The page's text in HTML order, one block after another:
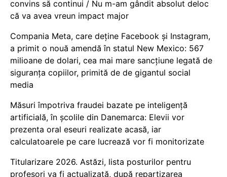
convins să continui / Nu m-am gândit absolut deloc
că va avea vreun impact major
Compania Meta, care deține Facebook și Instagram,
a primit o nouă amendă în statul New Mexico: 567
milioane de dolari, cea mai mare sancțiune legată de
siguranța copiilor, primită de de gigantul social
media
Măsuri împotriva fraudei bazate pe inteligență
artificială, în școlile din Danemarca: Elevii vor
prezenta oral eseuri realizate acasă, iar
calculatoarele pe care lucrează vor fi monitorizate
Titularizare 2026. Astăzi, lista posturilor pentru
profesori va fi actualizată, după repartizarea